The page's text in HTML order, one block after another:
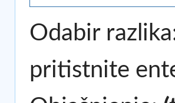
Odabir
pritistnite